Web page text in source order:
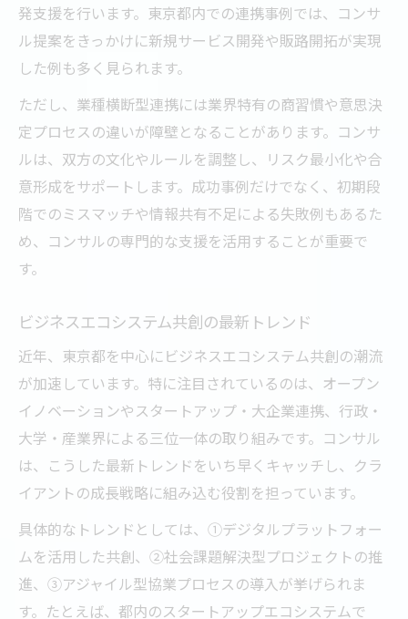
発支援を行います。東京都内での連携事例では、コンサ
ル提案をきっかけに新規サービス開発や販路開拓が実現
した例も多く見られます。
ただし、業種横断型連携には業界特有の商習慣や意思決
定プロセスの違いが障壁となることがあります。コンサ
ルは、双方の文化やルールを調整し、リスク最小化や合
意形成をサポートします。成功事例だけでなく、初期段
階でのミスマッチや情報共有不足による失敗例もあるた
め、コンサルの専門的な支援を活用することが重要で
す。
ビジネスエコシステム共創の最新トレンド
近年、東京都を中心にビジネスエコシステム共創の潮流
が加速しています。特に注目されているのは、オープン
イノベーションやスタートアップ・大企業連携、行政・
大学・産業界による三位一体の取り組みです。コンサル
は、こうした最新トレンドをいち早くキャッチし、クラ
イアントの成長戦略に組み込む役割を担っています。
具体的なトレンドとしては、①デジタルプラットフォー
ムを活用した共創、②社会課題解決型プロジェクトの推
進、③アジャイル型協業プロセスの導入が挙げられま
す。たとえば、都内のスタートアップエコシステムで